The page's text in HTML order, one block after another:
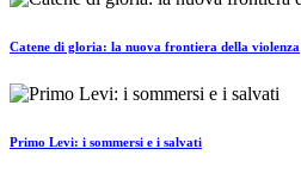
Catene di gloria: la nuova frontiera della violenza
Primo Levi: i sommersi e i salvati